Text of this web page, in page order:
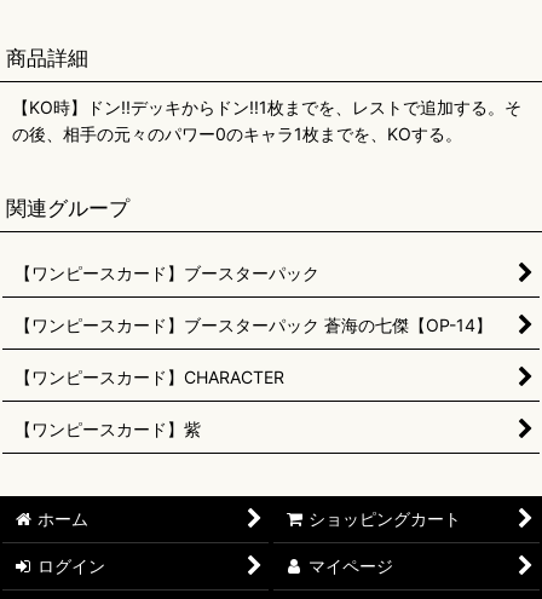
商品詳細
【KO時】ドン!!デッキからドン!!1枚までを、レストで追加する。そ
の後、相手の元々のパワー0のキャラ1枚までを、KOする。
関連グループ
【ワンピースカード】ブースターパック
【ワンピースカード】ブースターパック 蒼海の七傑【OP-14】
【ワンピースカード】CHARACTER
【ワンピースカード】紫
ホーム ショッピングカート
ログイン マイページ